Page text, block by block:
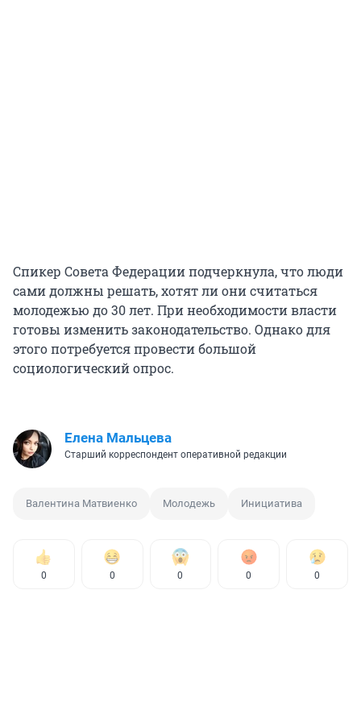
Спикер Совета Федерации подчеркнула, что люди
сами должны решать, хотят ли они считаться
молодежью до 30 лет. При необходимости власти
готовы изменить законодательство. Однако для
этого потребуется провести большой
социологический опрос.
Елена Мальцева
Старший корреспондент оперативной редакции
Валентина Матвиенко Молодежь Инициатива
0 0 0 0 0